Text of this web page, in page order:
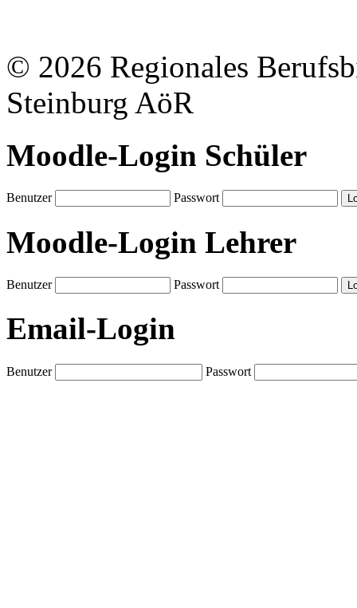
© 2026 Regionales
Steinburg AöR
Moodle-Login Schüler
Benutzer Passwort
Moodle-Login Lehrer
Benutzer Passwort
Email-Login
Benutzer Passwort